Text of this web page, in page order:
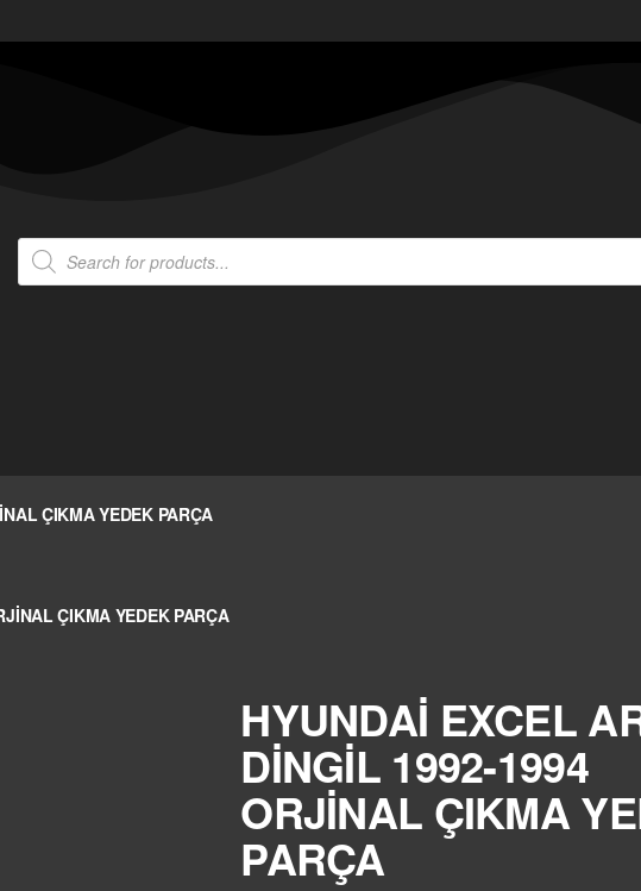
Products
search
ÇIKMA YEDEK PARÇA
ÇIKMA YEDEK PARÇA
HYUNDAİ EXCEL
DİNGİL 1992-1994
ORJİNAL ÇIKMA
PARÇA